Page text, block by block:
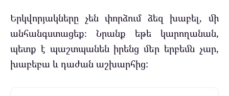
Երկվորյակները չեն փորձում ձեզ խաբել, մի
անհանգստացեք։ Նրանք եթե կարողանան,
պետք է պաշտպանեն իրենց մեր երբեմն չար,
խաբեբա և դաժան աշխարհից: